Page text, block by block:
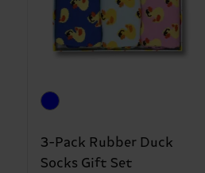
3-Pack Rubber Duck
Socks Gift Set